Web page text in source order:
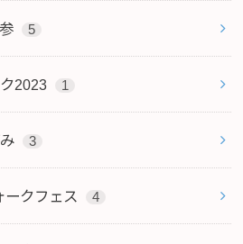
5
2023 1
3
クフェス 4